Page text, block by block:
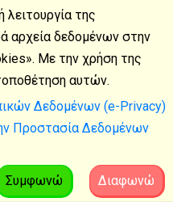
θα είναι
Δευτέρα 3
2026
της
αρχεία δεδομένων στην
Με την χρήση της
αυτών.
Δεδομένων (e-Privacy)
Προστασία Δεδομένων
Διαφωνώ
Συμφωνώ